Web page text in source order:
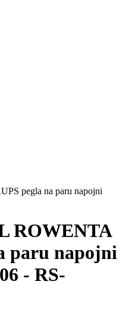
pegla na paru napojni
ROWENTA
paru napojni
- RS-